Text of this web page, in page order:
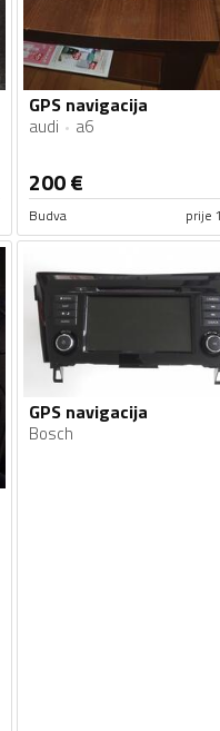
GPS navigacija
audi a6
200€
Budva prije
GPS navigacija
Bosch